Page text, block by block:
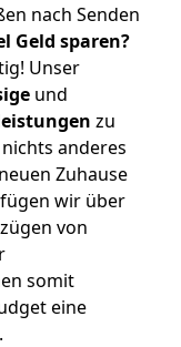
nach Senden
Geld sparen?
Unser
und
zu
anderes
Zuhause
wir über
von
somit
eine